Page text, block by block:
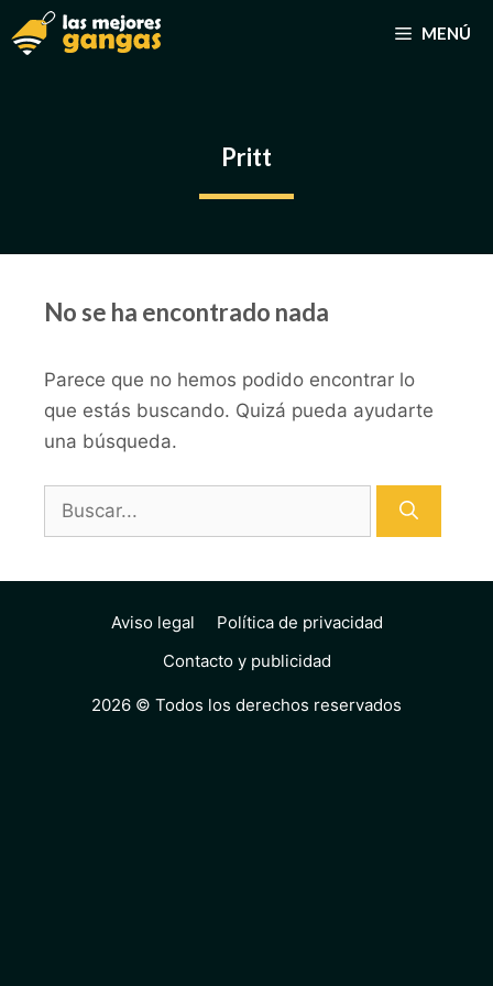
Saltar
al
MENÚ
Pritt
No se ha encontrado nada
Parece que no hemos podido encontrar lo
que estás buscando. Quizá pueda ayudarte
una búsqueda.
Buscar:
Aviso legal
Política de privacidad
Contacto y publicidad
2026 © Todos los derechos reservados